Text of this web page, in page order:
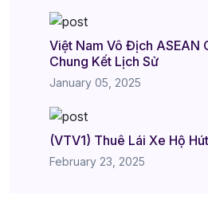
Việt Nam Vô Địch ASEAN
Chung Kết Lịch Sử
January 05, 2025
(VTV1) Thuê Lái Xe Hộ
February 23, 2025